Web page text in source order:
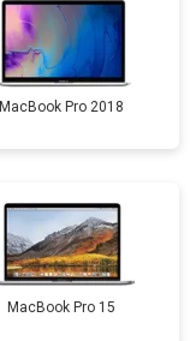
MacBook Pro 2018
MacBook Pro 15